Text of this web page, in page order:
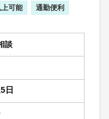
数字です
可能 通勤便利
万円 応相談
日